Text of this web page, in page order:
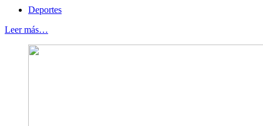
Deportes
Leer más…